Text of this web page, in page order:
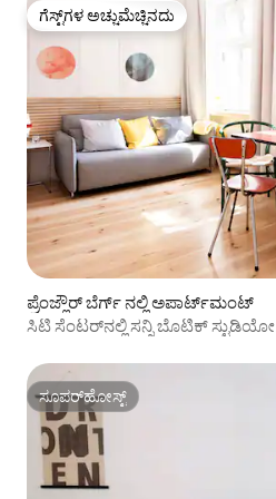
ಗೆಸ್ಟ್‌ಗಳ ಅಚ್ಚುಮೆಚ್ಚಿನದು
ಗೆಸ್ಟ್‌ಗಳ ಅಚ್ಚುಮೆಚ್ಚಿನದು
ಪ್ರೆಂಜ್ಲೌರ್ ಬೆರ್ಗ್ ನಲ್ಲಿ ಅಪಾರ್ಟ್‌ಮಂಟ್
ಸಿಟಿ ಸೆಂಟರ್‌ನಲ್ಲಿ ಸನ್ನಿ ಬೊಟಿಕ್ ಸ್ಟುಡಿಯೋ
ಸೂಪರ್‌ಹೋಸ್ಟ್
ಸೂಪರ್‌ಹೋಸ್ಟ್